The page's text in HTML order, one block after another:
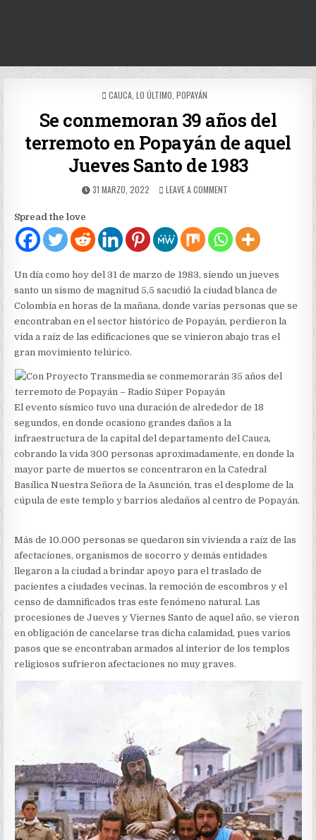
POSTED
CAUCA LO ÚLTIMO POPAYÁN
Se conmemoran 39 años del
terremoto en Popayán de aquel
Jueves Santo de 1983
PUBLISHED
31 MARZO, 2022 LEAVE A COMMENTON
AÑOS
DEL
EN
POPAYÁN
DE
AQUEL
JUEVES
SANTO
Spread the love
Un día como hoy del 31 de marzo de 1983, siendo un jueves
santo un sismo de magnitud 5,5 sacudió la ciudad blanca de
Colombia en horas de la mañana, donde varias personas que se
encontraban en el sector histórico de Popayán, perdieron la
vida a raíz de las edificaciones que se vinieron abajo tras el
gran movimiento telúrico.
El evento sísmico tuvo una duración de alrededor de 18
segundos, en donde ocasiono grandes daños a la
infraestructura de la capital del departamento del Cauca,
cobrando la vida 300 personas aproximadamente, en donde la
mayor parte de muertos se concentraron en la Catedral
Basílica Nuestra Señora de la Asunción, tras el desplome de la
cúpula de este templo y barrios aledaños al centro de Popayán.
Más de 10.000 personas se quedaron sin vivienda a raíz de las
afectaciones, organismos de socorro y demás entidades
llegaron a la ciudad a brindar apoyo para el traslado de
pacientes a ciudades vecinas, la remoción de escombros y el
censo de damnificados tras este fenómeno natural. Las
procesiones de Jueves y Viernes Santo de aquel año, se vieron
en obligación de cancelarse tras dicha calamidad, pues varios
pasos que se encontraban armados al interior de los templos
religiosos sufrieron afectaciones no muy graves.